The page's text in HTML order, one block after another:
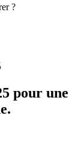
?
pour une